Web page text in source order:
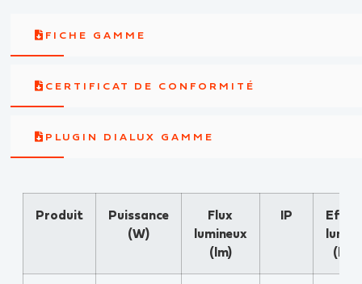
FICHE GAMME
CERTIFICAT DE CONFORMITÉ
PLUGIN DIALUX GAMME
Produit
Puissance
(W)
Flux
lumineux
(lm)
IP
(lm/